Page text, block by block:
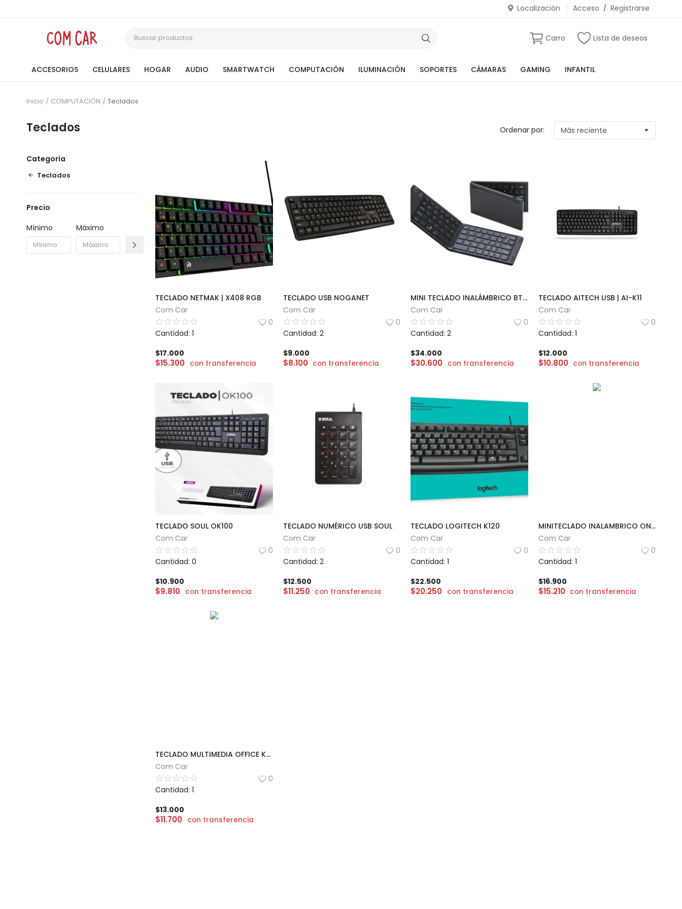
Localización Acceso / Registrarse
Carro Lista de deseos
ACCESORIOS CELULARES HOGAR AUDIO SMARTWATCH COMPUTACIÓN ILUMINACIÓN SOPORTES CÁMARAS GAMING INFANTIL
Inicio COMPUTACIÓN Teclados
Teclados Ordenar por:
Categoría
Teclados
Precio
Mínimo
Máximo
TECLADO NETMAK | X408 RGB
Com Car
0
Cantidad: 1
$17.000
$15.300 con transferencia
TECLADO USB NOGANET
Com Car
0
Cantidad: 2
$9.000
$8.100 con transferencia
MINI TECLADO INALÁMBRICO BT PLEGABLE
Com Car
0
Cantidad: 2
$34.000
$30.600 con transferencia
TECLADO AITECH USB | AI-K11
Com Car
0
Cantidad: 1
$12.000
$10.800 con transferencia
TECLADO SOUL OK100
Com Car
0
Cantidad: 0
$10.900
$9.810 con transferencia
TECLADO NUMÉRICO USB SOUL
Com Car
0
Cantidad: 2
$12.500
$11.250 con transferencia
TECLADO LOGITECH K120
Com Car
0
Cantidad: 1
$22.500
$20.250 con transferencia
MINITECLADO INALAMBRICO ONLY MOD MK01
Com Car
0
Cantidad: 1
$16.900
$15.210 con transferencia
TECLADO MULTIMEDIA OFFICE K400M
Com Car
0
Cantidad: 1
$13.000
$11.700 con transferencia